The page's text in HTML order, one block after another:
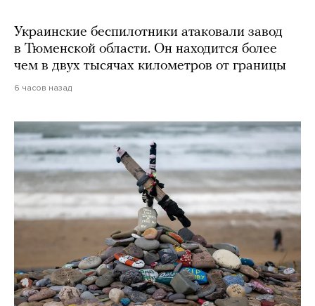
Украинские беспилотники атаковали завод
в Тюменской области. Он находится более
чем в двух тысячах километров от границы
6 часов назад